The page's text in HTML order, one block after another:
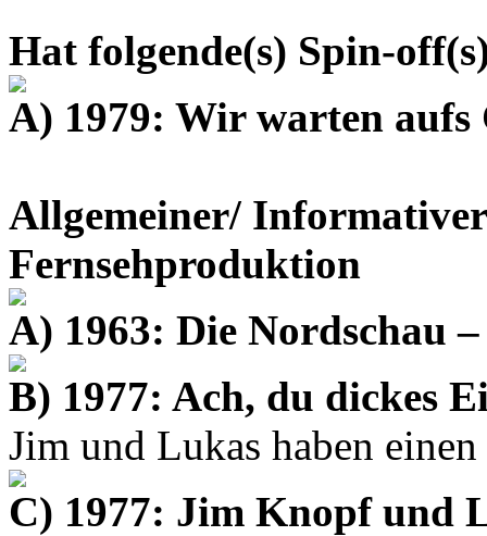
Hat folgende(s) Spin-
A) 1979: Wir warten
Allgemeiner/
Fernsehproduktion
A) 1963: Die Nordschau
B) 1977: Ach, du dickes
Jim und Lukas haben
C) 1977: Jim Knopf und